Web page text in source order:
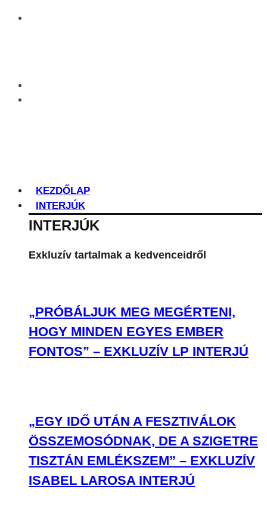
KEZDŐLAP
INTERJÚK
INTERJÚK
Exkluzív tartalmak a kedvenceidről
„PRÓBÁLJUK MEG MEGÉRTENI,
HOGY MINDEN EGYES EMBER
FONTOS” – EXKLUZÍV LP INTERJÚ
„EGY IDŐ UTÁN A FESZTIVÁLOK
ÖSSZEMOSÓDNAK, DE A SZIGETRE
TISZTÁN EMLÉKSZEM” – EXKLUZÍV
ISABEL LAROSA INTERJÚ